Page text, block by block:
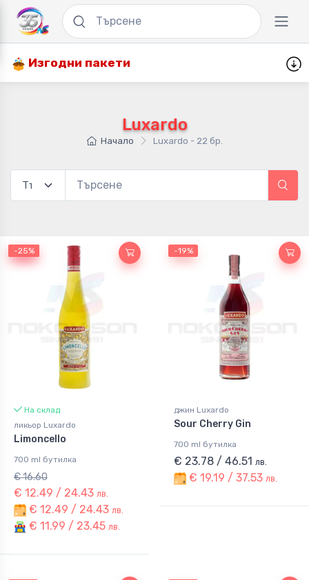
Изгодни пакети
Luxardo
Начало Luxardo - 22 бр.
-25%
-25%
На склад
ликьор Luxardo
Limoncello
700 ml бутилка
€ 16.60
€ 12.49 / 24.43 лв.
€ 12.49 / 24.43 лв.
€ 11.99 / 23.45 лв.
-19%
джин Luxardo
Sour Cherry Gin
700 ml бутилка
€ 23.78 / 46.51 лв.
€ 19.19 / 37.53 лв.